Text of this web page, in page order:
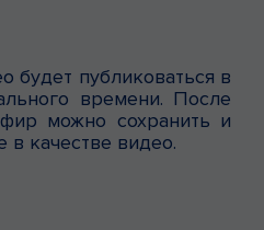
будет публиковаться в
времени. После
можно сохранить и
в качестве видео.